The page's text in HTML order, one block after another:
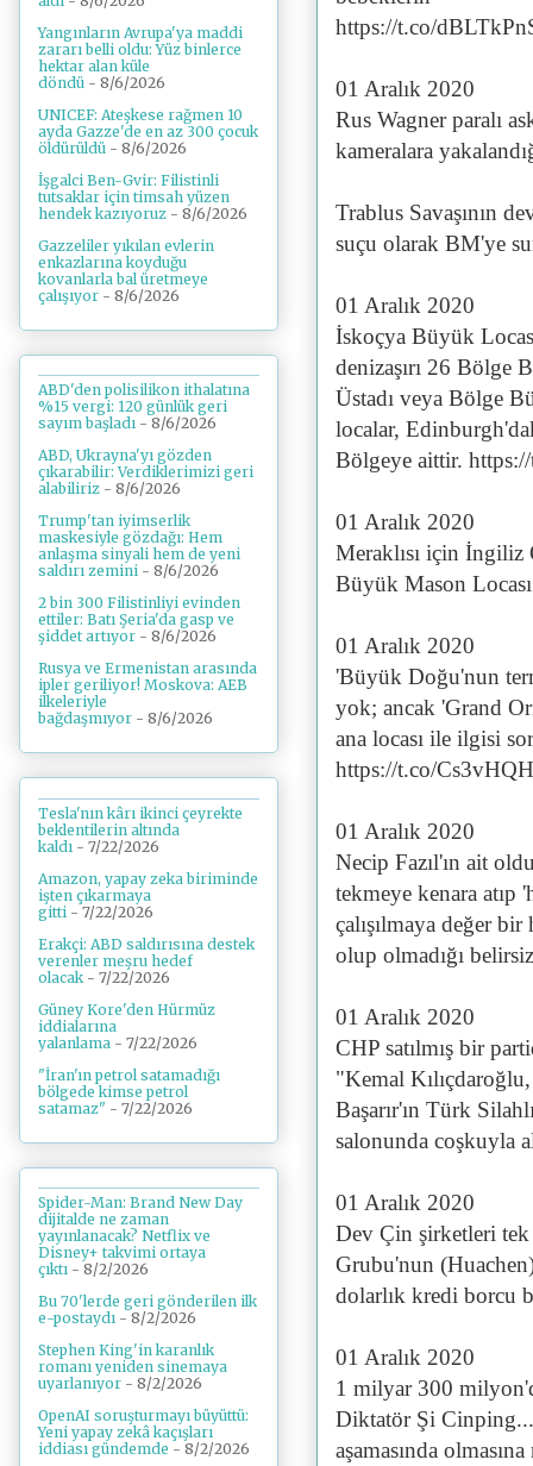
https://t.co/
01 Aralık 2020
Rus Wagner paralı
kameralara
Trablus Savaşının
suçu olarak BM'ye
01 Aralık 2020
İskoçya Büyük
denizaşırı 26 Bölge
Üstadı veya Bölge
localar,
Bölgeye aittir.
01 Aralık 2020
Meraklısı için İngiliz
Büyük Mason
01 Aralık 2020
'Büyük Doğu'nun
yok; ancak 'Grand
ana locası ile ilgisi
https://t.co/
01 Aralık 2020
Necip Fazıl'ın ait
tekmeye kenara atıp
çalışılmaya değer
olup olmadığı
01 Aralık 2020
CHP satılmış bir
"Kemal
Başarır'ın Türk
salonunda coşkuyla
01 Aralık 2020
Dev Çin şirketleri
Grubu'nun
dolarlık kredi borcu
01 Aralık 2020
1 milyar 300
Diktatör Şi
aşamasında
Yangınların Avrupa'ya maddi
zararı belli oldu: Yüz binlerce
hektar alan küle
döndü - 8/6/2026
UNICEF: Ateşkese rağmen 10
ayda Gazze'de en az 300 çocuk
öldürüldü - 8/6/2026
İşgalci Ben-Gvir: Filistinli
tutsaklar için timsah yüzen
hendek kazıyoruz - 8/6/2026
Gazzeliler yıkılan evlerin
enkazlarına koyduğu
kovanlarla bal üretmeye
çalışıyor - 8/6/2026
ABD'den polisilikon ithalatına
%15 vergi: 120 günlük geri
sayım başladı - 8/6/2026
ABD, Ukrayna'yı gözden
çıkarabilir: Verdiklerimizi geri
alabiliriz - 8/6/2026
Trump'tan iyimserlik
maskesiyle gözdağı: Hem
anlaşma sinyali hem de yeni
saldırı zemini - 8/6/2026
2 bin 300 Filistinliyi evinden
ettiler: Batı Şeria'da gasp ve
şiddet artıyor - 8/6/2026
Rusya ve Ermenistan arasında
ipler geriliyor! Moskova: AEB
ilkeleriyle
bağdaşmıyor - 8/6/2026
Tesla'nın kârı ikinci çeyrekte
beklentilerin altında
kaldı - 7/22/2026
Amazon, yapay zeka biriminde
işten çıkarmaya
gitti - 7/22/2026
Erakçi: ABD saldırısına destek
verenler meşru hedef
olacak - 7/22/2026
Güney Kore'den Hürmüz
iddialarına
yalanlama - 7/22/2026
"İran'ın petrol satamadığı
bölgede kimse petrol
satamaz" - 7/22/2026
Spider-Man: Brand New Day
dijitalde ne zaman
yayınlanacak? Netflix ve
Disney+ takvimi ortaya
çıktı - 8/2/2026
Bu 70'lerde geri gönderilen ilk
e-postaydı - 8/2/2026
Stephen King'in karanlık
romanı yeniden sinemaya
uyarlanıyor - 8/2/2026
OpenAI soruşturmayı büyüttü:
Yeni yapay zekâ kaçışları
iddiası gündemde - 8/2/2026